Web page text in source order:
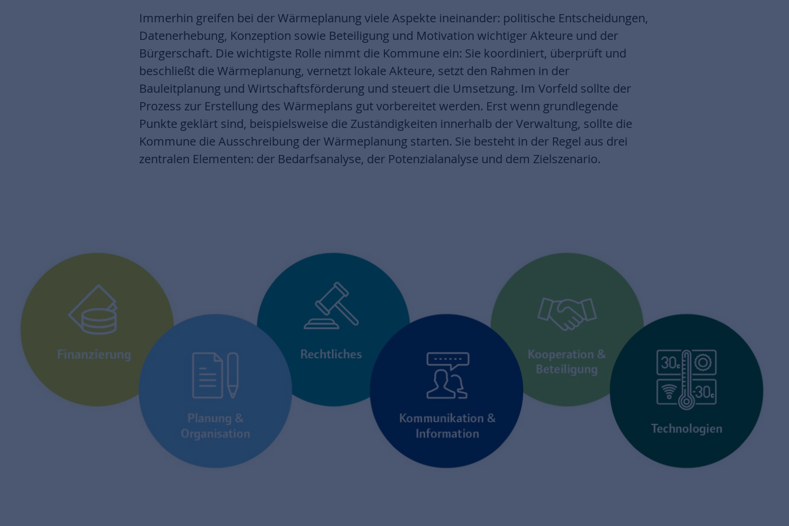
Immerhin greifen bei der Wärmeplanung viele Aspekte ineinander: politische Entscheidungen,
Datenerhebung, Konzeption sowie Beteiligung und Motivation wichtiger Akteure und der
Bürgerschaft. Die wichtigste Rolle nimmt die Kommune ein: Sie koordiniert, überprüft und
beschließt die Wärmeplanung, vernetzt lokale Akteure, setzt den Rahmen in der
Bauleitplanung und Wirtschaftsförderung und steuert die Umsetzung. Im Vorfeld sollte der
Prozess zur Erstellung des Wärmeplans gut vorbereitet werden. Erst wenn grundlegende
Punkte geklärt sind, beispielsweise die Zuständigkeiten innerhalb der Verwaltung, sollte die
Kommune die Ausschreibung der Wärmeplanung starten. Sie besteht in der Regel aus drei
zentralen Elementen: der Bedarfsanalyse, der Potenzialanalyse und dem Zielszenario.